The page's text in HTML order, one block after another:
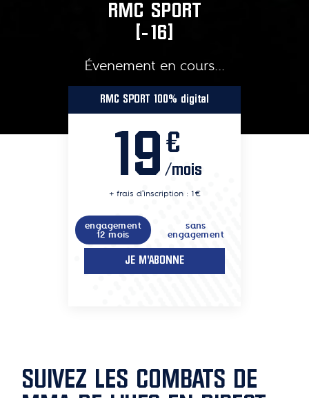
RMC SPORT
[-16]
Évenement en cours...
RMC SPORT 100% digital
engagement
12 mois
19 €
/mois
+ frais d'inscription : 1€
sans
engagement
JE M'ABONNE
SUIVEZ LES COMBATS DE